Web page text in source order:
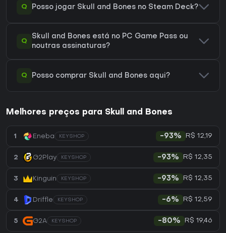
Q Posso jogar Skull and Bones no Steam Deck?
Q
Skull and Bones está no PC Game Pass ou
noutras assinaturas?
Q Posso comprar Skull and Bones aqui?
Melhores preços para Skull and Bones
1 Eneba KEYSHOP -93% R$ 12,19
2 G2Play KEYSHOP -93% R$ 12,35
3 Kinguin KEYSHOP -93% R$ 12,35
4 Driffle KEYSHOP -6% R$ 12,59
5 G2A KEYSHOP -80% R$ 19,46